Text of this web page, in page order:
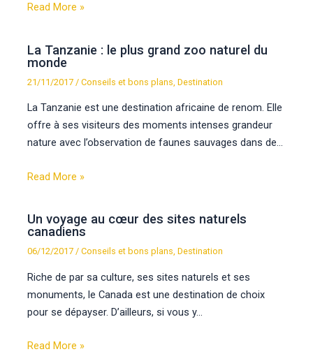
Read More »
La Tanzanie : le plus grand zoo naturel du
monde
21/11/2017 /Conseils et bons plans ,Destination
La Tanzanie est une destination africaine de renom. Elle
offre à ses visiteurs des moments intenses grandeur
nature avec l’observation de faunes sauvages dans de…
Read More »
Un voyage au cœur des sites naturels
canadiens
06/12/2017/Conseils et bons plans,Destination
Riche de par sa culture, ses sites naturels et ses
monuments, le Canada est une destination de choix
pour se dépayser. D’ailleurs, si vous y…
Read More »